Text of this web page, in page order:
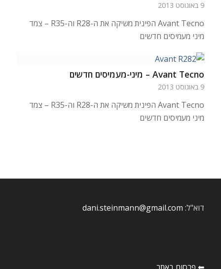
9 באוגוסט 2013
Avant Tecno הפינית משיקה את ה-R28 וה-R35 – צמד
מיני מעמיסים חדשים
Avant Tecno – מיני-מעמיסים חדשים
9 באוגוסט 2013
Avant Tecno הפינית משיקה את ה-R28 וה-R35 – צמד
מיני מעמיסים חדשים
דוא"ל: dani.steinmann@gmail.com
⬅ פרסום באתר